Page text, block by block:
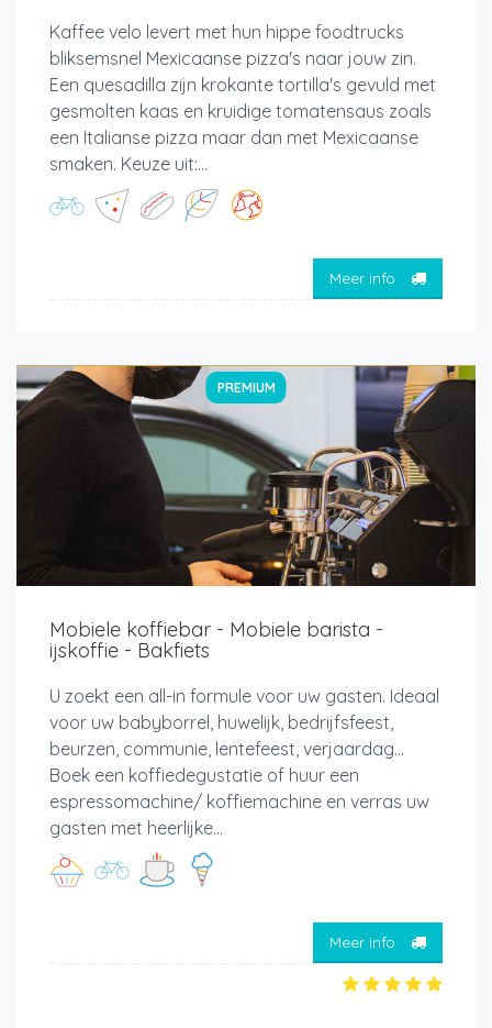
Kaffee velo levert met hun hippe foodtrucks
bliksemsnel Mexicaanse pizza's naar jouw zin.
Een quesadilla zijn krokante tortilla's gevuld met
gesmolten kaas en kruidige tomatensaus zoals
een Italianse pizza maar dan met Mexicaanse
smaken. Keuze uit:...
Meer info
PREMIUM
Mobiele koffiebar - Mobiele barista -
ijskoffie - Bakfiets
U zoekt een all-in formule voor uw gasten. Ideaal
voor uw babyborrel, huwelijk, bedrijfsfeest,
beurzen, communie, lentefeest, verjaardag…
Boek een koffiedegustatie of huur een
espressomachine/ koffiemachine en verras uw
gasten met heerlijke...
Meer info